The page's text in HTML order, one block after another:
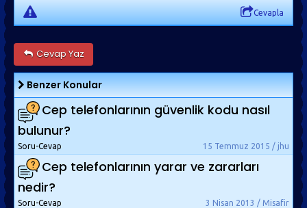
Cevapla
Cevap Yaz
Benzer Konular
Cep telefonlarının güvenlik kodu nasıl
bulunur?
15 Temmuz 2015 / jhu
Soru-Cevap
Cep telefonlarının yarar ve zararları
nedir?
3 Nisan 2013 / Misafir
Soru-Cevap